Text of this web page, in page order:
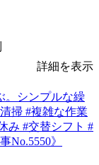
詳細を表示